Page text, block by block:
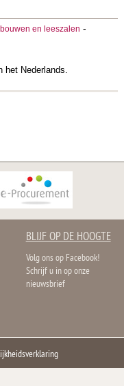
en leeszalen -
het Nederlands.
BLIJF OP DE HOOGTE
Volg ons op Facebook!
Schrijf u in op onze
nieuwsbrief